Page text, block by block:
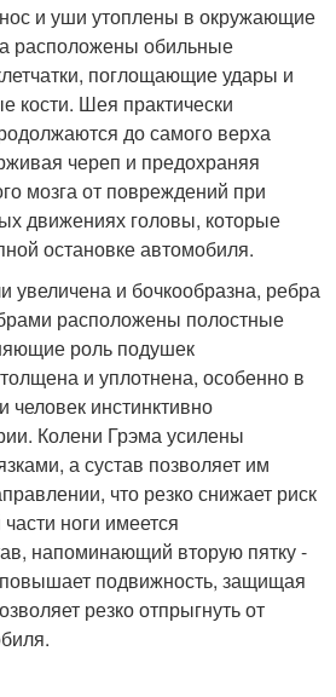
и уши утоплены в окружающие
расположены обильные
поглощающие удары и
Шея практически
до самого верха
череп и предохраняя
мозга от повреждений при
движениях головы, которые
остановке автомобиля.
увеличена и бочкообразна, ребра
расположены полостные
роль подушек
и уплотнена, особенно в
человек инстинктивно
Колени Грэма усилены
а сустав позволяет им
что резко снижает риск
ноги имеется
напоминающий вторую пятку -
повышает подвижность, защищая
резко отпрыгнуть от